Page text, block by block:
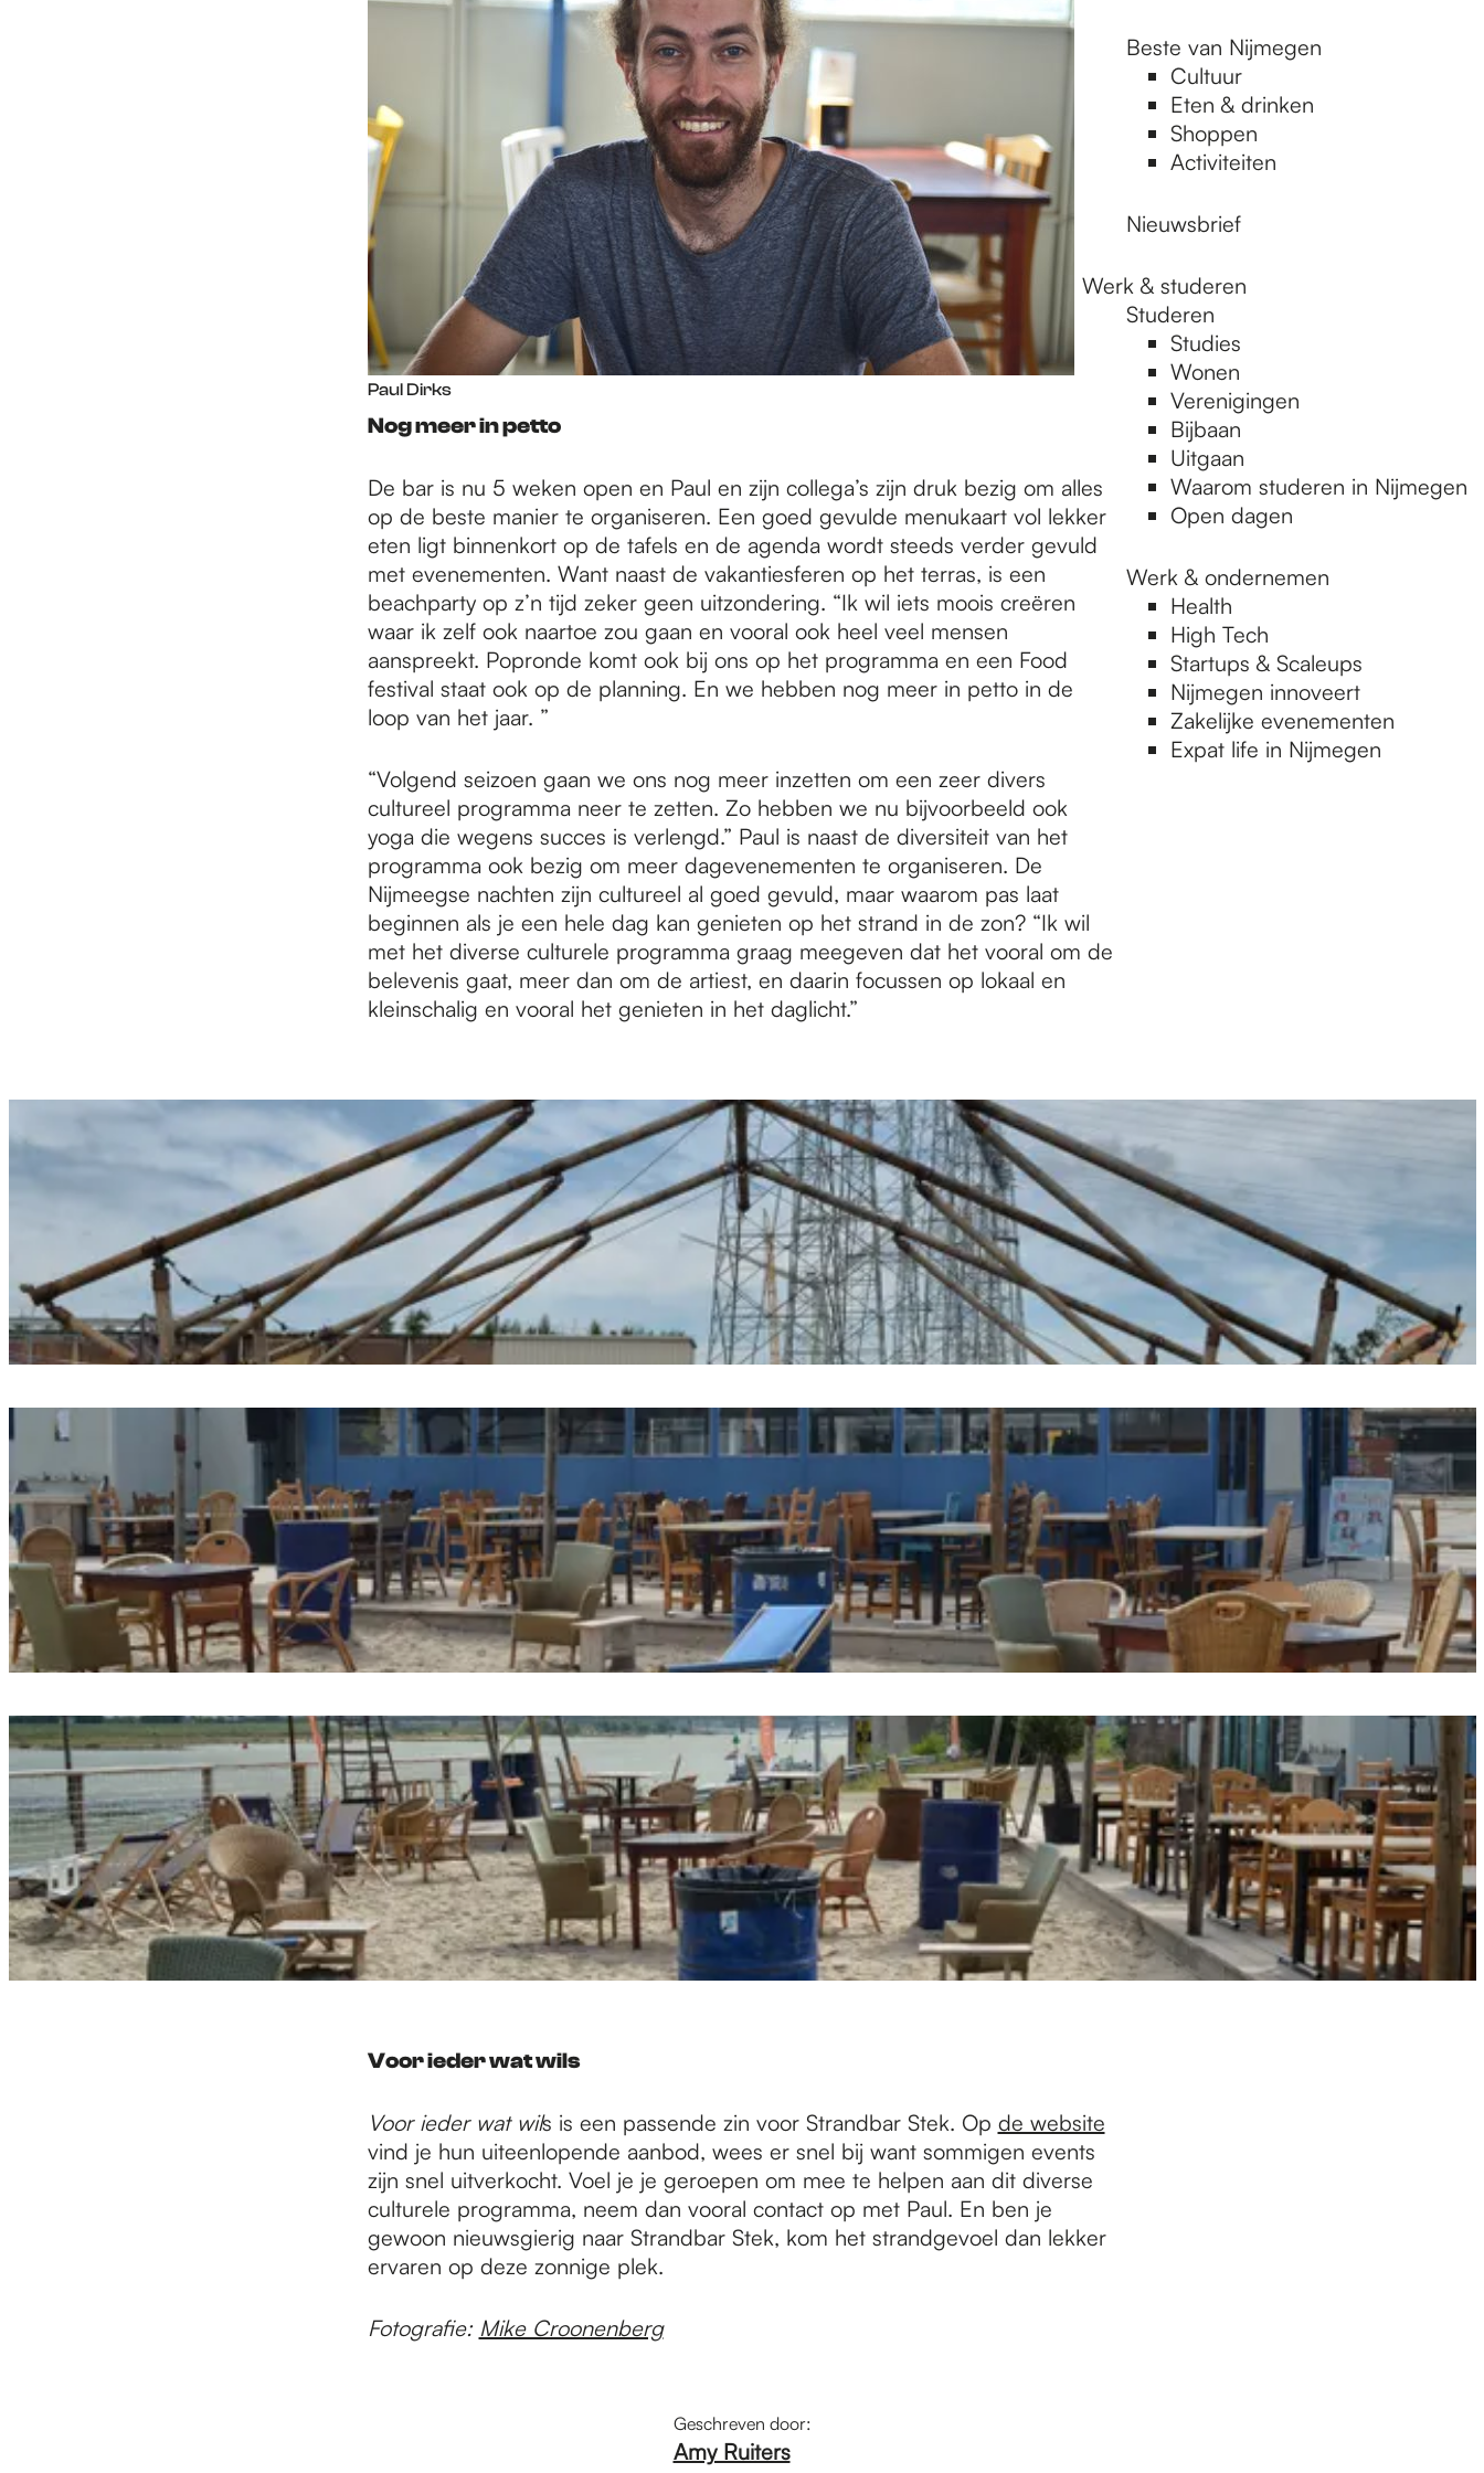
Beste van Nijmegen
Cultuur
Eten & drinken
Shoppen
Activiteiten
Nieuwsbrief
Werk & studeren
Studeren
Studies
Wonen
Verenigingen
Bijbaan
Uitgaan
Waarom studeren in Nijmegen
Open dagen
Werk & ondernemen
Health
High Tech
Startups & Scaleups
Nijmegen innoveert
Zakelijke evenementen
Expat life in Nijmegen
Paul Dirks
Nog meer in petto
De bar is nu 5 weken open en Paul en zijn collega’s zijn druk bezig om alles
op de beste manier te organiseren. Een goed gevulde menukaart vol lekker
eten ligt binnenkort op de tafels en de agenda wordt steeds verder gevuld
met evenementen. Want naast de vakantiesferen op het terras, is een
beachparty op z’n tijd zeker geen uitzondering. “Ik wil iets moois creëren
waar ik zelf ook naartoe zou gaan en vooral ook heel veel mensen
aanspreekt. Popronde komt ook bij ons op het programma en een Food
festival staat ook op de planning. En we hebben nog meer in petto in de
loop van het jaar. ”
“Volgend seizoen gaan we ons nog meer inzetten om een zeer divers
cultureel programma neer te zetten. Zo hebben we nu bijvoorbeeld ook
yoga die wegens succes is verlengd.” Paul is naast de diversiteit van het
programma ook bezig om meer dagevenementen te organiseren. De
Nijmeegse nachten zijn cultureel al goed gevuld, maar waarom pas laat
beginnen als je een hele dag kan genieten op het strand in de zon? “Ik wil
met het diverse culturele programma graag meegeven dat het vooral om de
belevenis gaat, meer dan om de artiest, en daarin focussen op lokaal en
kleinschalig en vooral het genieten in het daglicht.”
Voor ieder wat wils
Voor ieder wat wils is een passende zin voor Strandbar Stek. Op de website
vind je hun uiteenlopende aanbod, wees er snel bij want sommigen events
zijn snel uitverkocht. Voel je je geroepen om mee te helpen aan dit diverse
culturele programma, neem dan vooral contact op met Paul. En ben je
gewoon nieuwsgierig naar Strandbar Stek, kom het strandgevoel dan lekker
ervaren op deze zonnige plek.
Fotografie: Mike Croonenberg
Geschreven door:
Amy Ruiters